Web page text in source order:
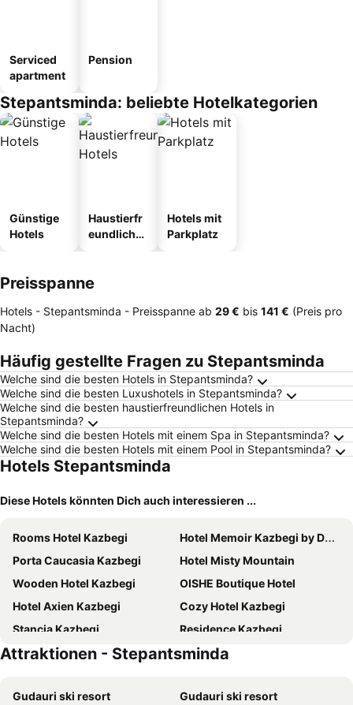
Serviced
apartment
Pension
Stepantsminda: beliebte Hotelkategorien
Günstige
Hotels
Haustierfr
eundliche
Hotels mit
Parkplatz
Preisspanne
Hotels - Stepantsminda - Preisspanne ab ‎29 € bis ‎141 € (Preis pro
Nacht)
Häufig gestellte Fragen zu Stepantsminda
Welche sind die besten Hotels in Stepantsminda?
Welche sind die besten Luxushotels in Stepantsminda?
Welche sind die besten haustierfreundlichen Hotels in
Stepantsminda?
Welche sind die besten Hotels mit einem Spa in Stepantsminda?
Welche sind die besten Hotels mit einem Pool in Stepantsminda?
Hotels Stepantsminda
Diese Hotels könnten Dich auch interessieren ...
Rooms Hotel Kazbegi
Hotel Memoir Kazbegi by DNT Group
Porta Caucasia Kazbegi
Hotel Misty Mountain
Wooden Hotel Kazbegi
OISHE Boutique Hotel
Hotel Axien Kazbegi
Cozy Hotel Kazbegi
Stancia Kazbegi
Residence Kazbegi
Hotel Mountime Kazbegi
Chemodann Kazbegi
Mountain House Kazbegi
Hotel Elegant
Attraktionen - Stepantsminda
Gudauri ski resort
Gudauri ski resort